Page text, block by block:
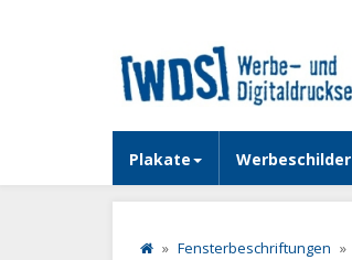
Plakate Werbeschilder
Fensterbeschriftungen